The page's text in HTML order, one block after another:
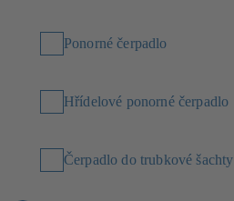
Ponorné čerpadlo
Hřídelové ponorné čerpadlo
Čerpadlo do trubkové šachty